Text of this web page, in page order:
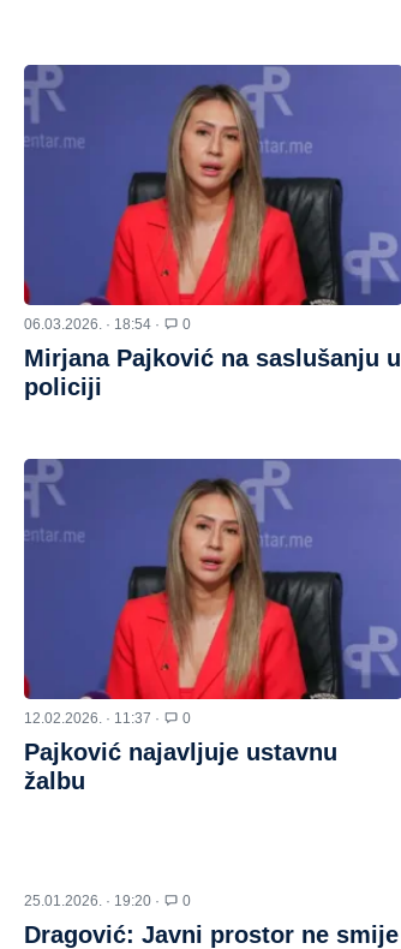
06.03.2026. · 18:54 · 0
Mirjana Pajković na saslušanju u
policiji
12.02.2026. · 11:37 · 0
Pajković najavljuje ustavnu
žalbu
25.01.2026. · 19:20 · 0
Dragović: Javni prostor ne smije